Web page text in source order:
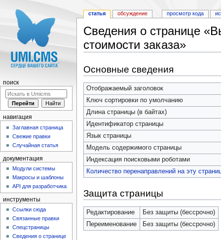
Сведения о странице
стоимости заказа»
Основные сведения
Отображаемый заголовок
Ключ сортировки по умолчанию
Длина страницы (в байтах)
Идентификатор страницы
Язык страницы
Модель содержимого страницы
Индексация поисковыми роботами
Количество перенаправлений на эту
Защита страницы
Редактирование
Без защиты (бессрочно)
Переименование
Без защиты (бессрочно)
статья обсуждение просмотр кода
поиск
навигация
Заглавная страница
Свежие правки
Случайная статья
документация
Модули системы
Макросы и шаблоны
API для разработчика
инструменты
Ссылки сюда
Связанные правки
Спецстраницы
Сведения о странице